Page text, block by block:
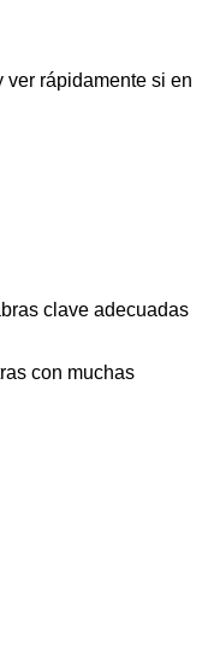
ver rápidamente si en
clave adecuadas
con muchas